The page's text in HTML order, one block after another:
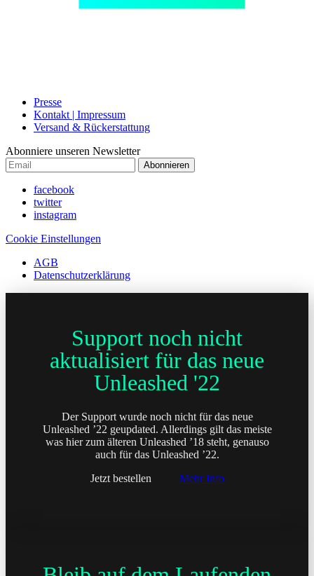
Presse
Kontakt | Impressum
Versand & Rückerstattung
Abonniere unseren Newsletter
Abonnieren
facebook
twitter
instagram
Cookie Einstellungen
AGB
Datenschutzerklärung
Support noch nicht
aktualisiert für das neue
Unleashed '22
Der Support wurde noch nicht für das neue
Unleashed ’22 geupdated. Allerdings gilt das meiste
was hier zum älteren Unleashed ’18 steht, genauso
auch für das Unleashed ’22.
Jetzt bestellen
Mehr Info